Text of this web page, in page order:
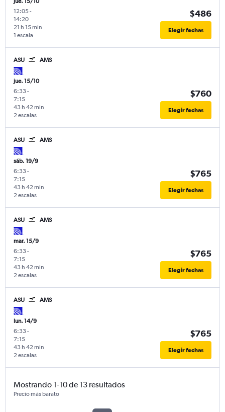
12:05-
14:20
1 escala
21 h 15 min
$486
Elegir fechas
ASU AMS
jue. 15/10
6:33-
7:15
2 escalas
43 h 42 min
$760
Elegir fechas
ASU AMS
sáb. 19/9
6:33-
7:15
2 escalas
43 h 42 min
$765
Elegir fechas
ASU AMS
mar. 15/9
6:33-
7:15
2 escalas
43 h 42 min
$765
Elegir fechas
ASU AMS
lun. 14/9
6:33-
7:15
2 escalas
43 h 42 min
$765
Elegir fechas
Mostrando 1-10 de 13 resultados
Precio más barato